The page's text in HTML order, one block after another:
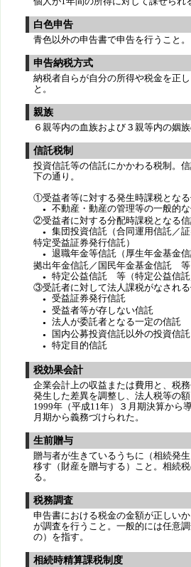
白色申告
青色以外の申告書で申告を行うこと。
申告納税方式
納税者自らが自分の所得や税金を正
と。
親族
６親等内の血族および３親等内の姻族
信託税制
投資信託等の信託にかかわる税制。
下の通り。
①受益者等に対する発生時課税となる
● 不動産・動産の管理等の一般的
②受益者に対する分配時課税となる
● 集団投資信託（合同運用信託／
特定受益証券発行信託）
● 退職年金等信託（厚生年金基金
拠出年金信託／国民年金基金信託 等
● 特定公益信託 等（特定公益信託
③受託者に対して法人課税がなされる
● 受益証券発行信託
● 受益者等が存しない信託
● 法人が委託者となる一定の信託
● 国内公募投資信託以外の投資信託
● 特定目的信託
税効果会計
企業会計上の収益または費用と、税
発生した差異を調整し、法人税等の
1999年（平成11年）３月期決算から
月期から義務づけられた。
生前贈与
贈与者が生きているうちに（相続発
移す（財産を贈与する）こと。相続
る。
税務調査
申告書における税金の金額が正しい
が調査を行うこと。一般的には任意
の）を指す。
相続時精算課税制度